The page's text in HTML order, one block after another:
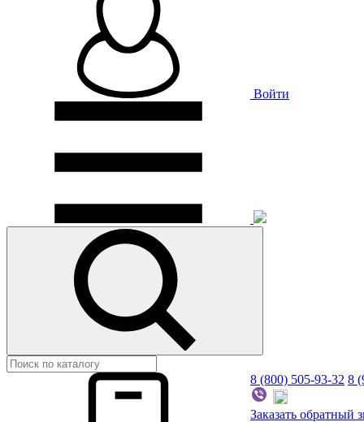
Войти
8 (800) 505-93-32 8
Заказать обратный